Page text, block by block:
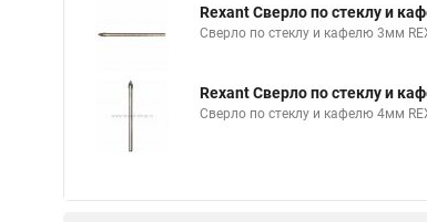
Rexant Сверло по стеклу и
Сверло по стеклу и кафелю 3мм
Rexant Сверло по стеклу и
Сверло по стеклу и кафелю 4мм